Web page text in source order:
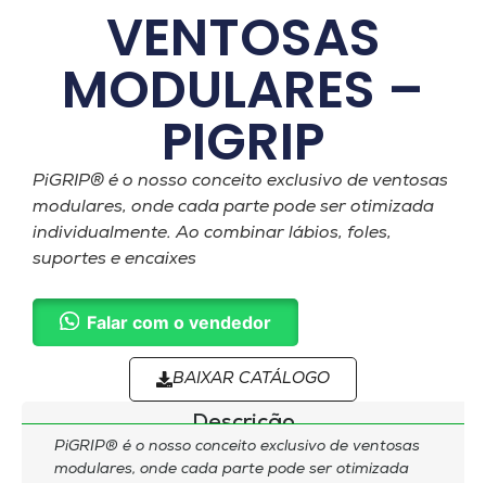
VENTOSAS
MODULARES –
PIGRIP
PiGRIP® é o nosso conceito exclusivo de ventosas
modulares, onde cada parte pode ser otimizada
individualmente. Ao combinar lábios, foles,
suportes e encaixes
Falar com o vendedor
BAIXAR CATÁLOGO
Descrição
PiGRIP® é o nosso conceito exclusivo de ventosas
modulares, onde cada parte pode ser otimizada